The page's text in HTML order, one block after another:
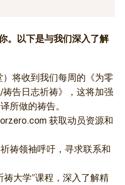
。以下是与我们深入了解
将收到我们每周的《为零
告日志祈祷》，这将加强
所做的祷告。
获取动员资源和
祷领袖呼吁，寻求联系和
祷大学”课程，深入了解精